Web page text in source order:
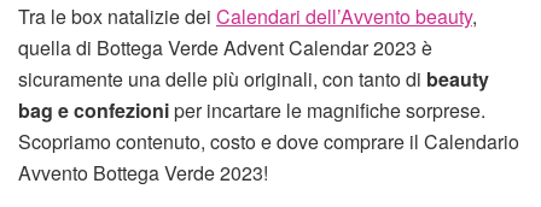
Tra le box natalizie dei Calendari dell’Avvento beauty,
quella di Bottega Verde Advent Calendar 2023 è
sicuramente una delle più originali, con tanto di beauty
bag e confezioniper incartare le magnifiche sorprese.
Scopriamo contenuto, costo e dove comprare il Calendario
Avvento Bottega Verde 2023!